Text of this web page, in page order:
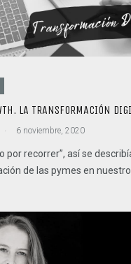
LA TRANSFORMACIÓN
6 noviembre, 2020
por recorrer”, así se
de las pymes en